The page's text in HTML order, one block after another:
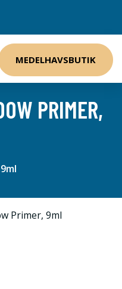
MEDELHAVSBUTIK
PRIMER,